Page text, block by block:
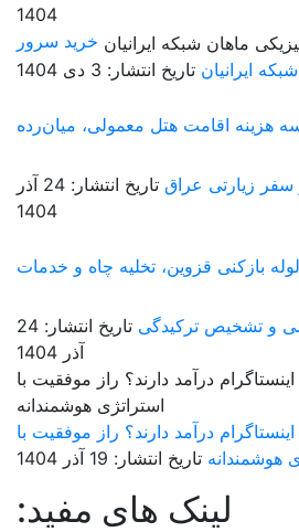
1404
خرید سرور
تاریخ انتشار: 3 دی 1404
اقامت هتل معمولی، میان‌رده
تاریخ انتشار: 24 آذر
1404
بازکنی قزوین، تخلیه چاه و خدمات
ترکیدگی
تاریخ انتشار: 24
درآمد دارند؟ راز موفقیت با
تاریخ انتشار: 19 آذر 1404
لینک های مفید: